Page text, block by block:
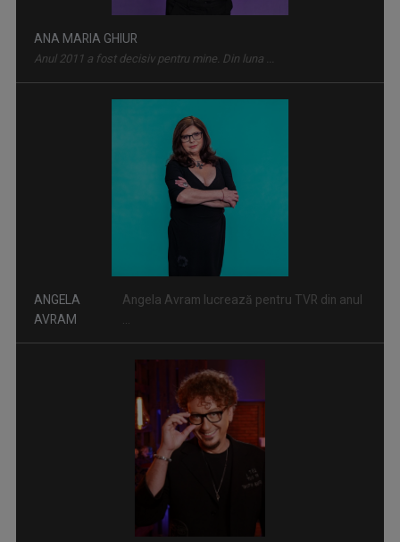
Medicii români, specialiști de renume, ...
ANA MARIA GHIUR
Anul 2011 a fost decisiv pentru mine. Din luna ...
ANGELA
AVRAM
Angela Avram lucrează pentru TVR din anul